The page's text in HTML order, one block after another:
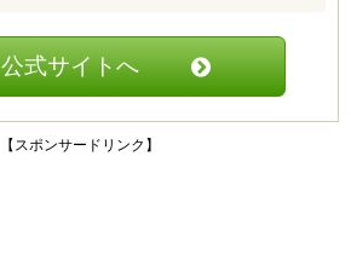
公式サイトへ
【スポンサードリンク】